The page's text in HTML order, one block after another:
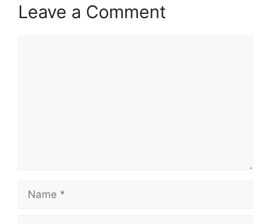
Leave a Comment